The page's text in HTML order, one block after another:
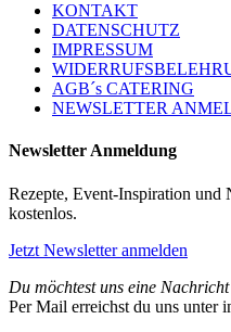
KONTAKT
DATENSCHUTZ
IMPRESSUM
AGB´s CATERING
NEWSLETTER
Newsletter Anmeldung
Rezepte, Event-Inspiration
kostenlos.
Jetzt Newsletter anmelden
Du möchtest uns eine
Per Mail erreichst du uns unter